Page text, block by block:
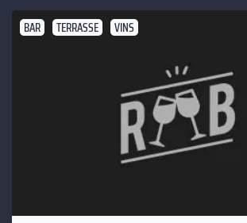
BAR TERRASSE VINS